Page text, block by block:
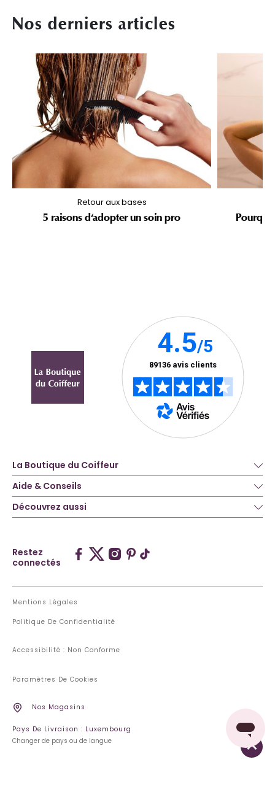
Nos derniers articles
Retour aux bases
5 raisons d'adopter un soin pro
La Boutique du Coiffeur
Aide & Conseils
Découvrez aussi
Restez
connectés
Mentions Légales
Politique De Confidentialité
Accessibilité : Non Conforme
Paramètres De Cookies
Nos Magasins
Pays De Livraison : Luxembourg
Changer de pays ou de langue